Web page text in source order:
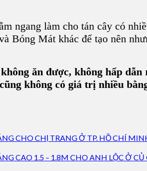
ngang làm cho tán cây có
Bóng Mát khác để tạo nên
ăn được, không hấp
không có giá trị nhiều